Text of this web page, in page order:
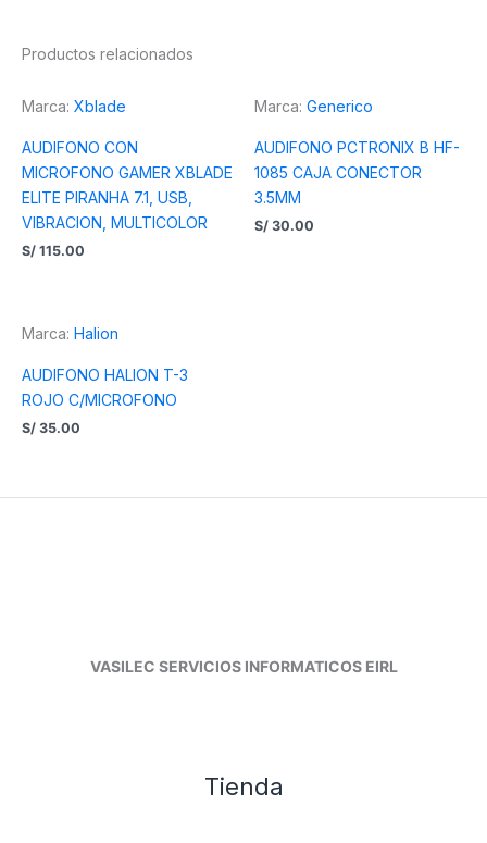
Productos relacionados
Marca: Xblade
AUDIFONO CON
MICROFONO GAMER XBLADE
ELITE PIRANHA 7.1, USB,
VIBRACION, MULTICOLOR
S/ 115.00
Marca: Generico
AUDIFONO PCTRONIX B HF-
1085 CAJA CONECTOR
3.5MM
S/ 30.00
Marca: Halion
AUDIFONO HALION T-3
ROJO C/MICROFONO
S/ 35.00
VASILEC SERVICIOS INFORMATICOS EIRL
Tienda